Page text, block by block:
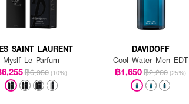
MALEตามบริเวณจุดชีพจร เช่น ต้นคอ ข้อมือ ข้อพับแขน
SAINT LAURENT
Myslf Le Parfum
฿6,950 (10%)
DAVIDOFF
Cool Water Men EDT
฿1,650฿2,200 (25%)